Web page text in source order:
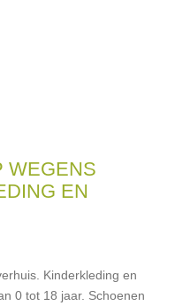
WEGENS
EN
Kinderkleding en
0 tot 18 jaar. Schoenen